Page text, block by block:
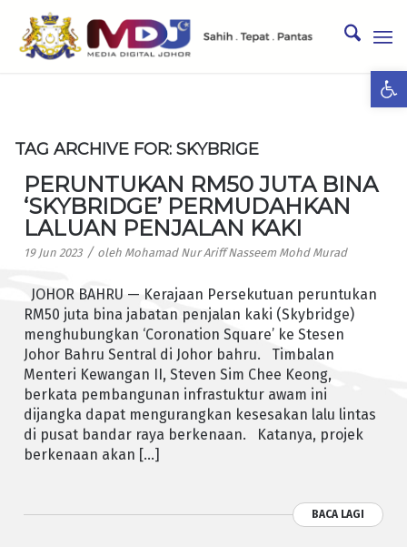
TAG ARCHIVE FOR: SKYBRIGE
PERUNTUKAN RM50 JUTA BINA
‘SKYBRIDGE’ PERMUDAHKAN
LALUAN PENJALAN KAKI
19 Jun 2023 / oleh Mohamad Nur Ariff Nasseem Mohd Murad
JOHOR BAHRU — Kerajaan Persekutuan peruntukan
RM50 juta bina jabatan penjalan kaki (Skybridge)
menghubungkan ‘Coronation Square’ ke Stesen
Johor Bahru Sentral di Johor bahru. Timbalan
Menteri Kewangan II, Steven Sim Chee Keong,
berkata pembangunan infrastuktur awam ini
dijangka dapat mengurangkan kesesakan lalu lintas
di pusat bandar raya berkenaan. Katanya, projek
berkenaan akan […]
BACA LAGI